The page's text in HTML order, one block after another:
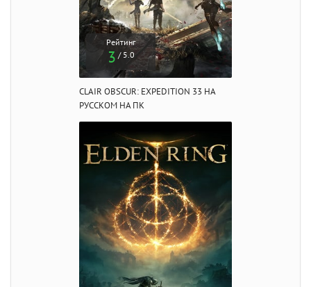
Рейтинг
3 / 5.0
CLAIR OBSCUR: EXPEDITION 33 НА
РУССКОМ НА ПК